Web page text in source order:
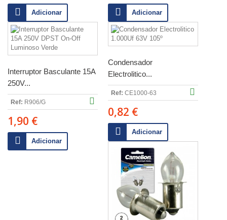
Adicionar Adicionar
Interruptor Basculante 15A
250V...
Ref: R906/G
1,90 €
Adicionar
Condensador
Electrolitico...
Ref: CE1000-63
0,82 €
Adicionar